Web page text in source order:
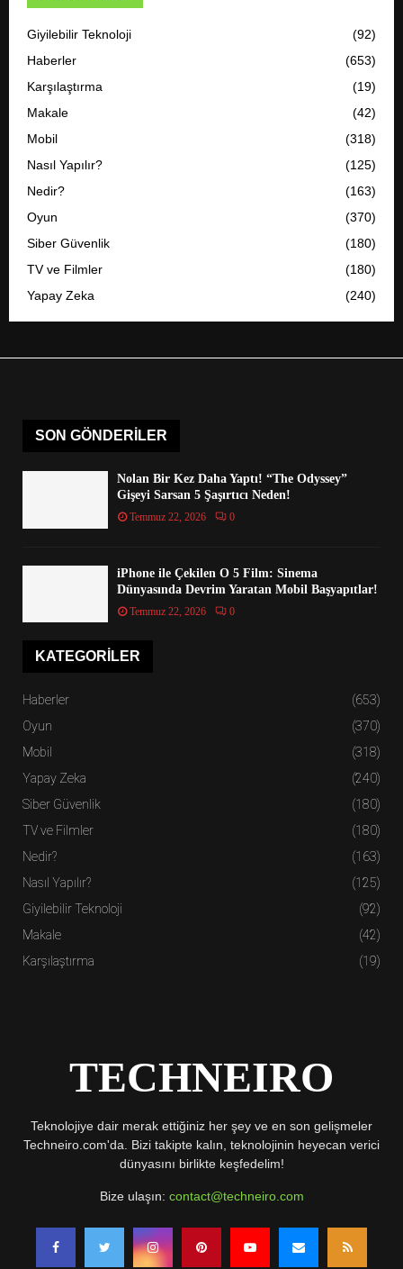
Giyilebilir Teknoloji
(92)
Haberler
(653)
Karşılaştırma
(19)
Makale
(42)
Mobil
(318)
Nasıl Yapılır?
(125)
Nedir?
(163)
Oyun
(370)
Siber Güvenlik
(180)
TV ve Filmler
(180)
Yapay Zeka
(240)
SON GÖNDERILER
Nolan Bir Kez Daha Yaptı! “The Odyssey”
Gişeyi Sarsan 5 Şaşırtıcı Neden!
Temmuz 22, 2026 0
iPhone ile Çekilen O 5 Film: Sinema
Dünyasında Devrim Yaratan Mobil Başyapıtlar!
Temmuz 22, 2026 0
KATEGORILER
Haberler
(653)
Oyun
(370)
Mobil
(318)
Yapay Zeka
(240)
Siber Güvenlik
(180)
TV ve Filmler
(180)
Nedir?
(163)
Nasıl Yapılır?
(125)
Giyilebilir Teknoloji
(92)
Makale
(42)
Karşılaştırma
(19)
TECHNEIRO
Teknolojiye dair merak ettiğiniz her şey ve en son gelişmeler
Techneiro.com'da. Bizi takipte kalın, teknolojinin heyecan verici
dünyasını birlikte keşfedelim!
Bize ulaşın: contact@techneiro.com